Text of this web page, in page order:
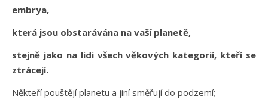
embrya,
která jsou obstarávána na vaší planetě,
stejně jako na lidi všech věkových kategorií, kteří se
ztrácejí.
Někteří pouštějí planetu a jiní směřují do podzemí;